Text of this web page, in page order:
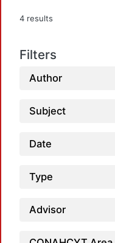
4 results
Filters
Author
Subject
Date
Type
Advisor